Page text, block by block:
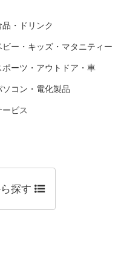
品・ドリンク
ビー・キッズ・マタニティー
ポーツ・アウトドア・車
ソコン・電化製品
ービス
探す